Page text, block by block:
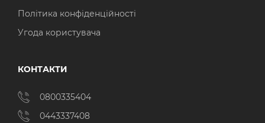
Політика конфіденційності
Угода користувача
КОНТАКТИ
0800335404
0443337408